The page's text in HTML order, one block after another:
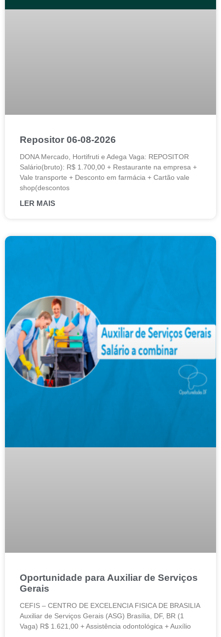
Repositor 06-08-2026
DONA Mercado, Hortifruti e Adega Vaga: REPOSITOR
Salário(bruto): R$ 1.700,00 + Restaurante na empresa +
Vale transporte + Desconto em farmácia + Cartão vale
shop(descontos
LER MAIS
Oportunidade para Auxiliar de Serviços
Gerais
CEFIS – CENTRO DE EXCELENCIA FISICA DE BRASILIA
Auxiliar de Serviços Gerais (ASG) Brasília, DF, BR (1
Vaga) R$ 1.621,00 + Assistência odontológica + Auxílio